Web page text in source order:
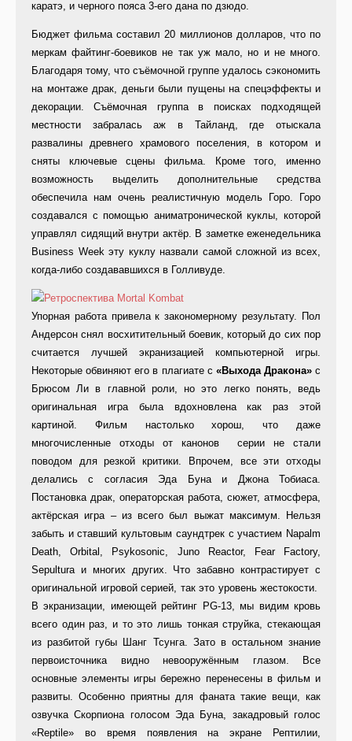
каратэ, и черного пояса 3-его дана по дзюдо.
Бюджет фильма составил 20 миллионов долларов, что по
меркам файтинг-боевиков не так уж мало, но и не много.
Благодаря тому, что съёмочной группе удалось сэкономить
на монтаже драк, деньги были пущены на спецэффекты и
декорации. Съёмочная группа в поисках подходящей
местности забралась аж в Тайланд, где отыскала
развалины древнего храмового поселения, в котором и
сняты ключевые сцены фильма. Кроме того, именно
возможность выделить дополнительные средства
обеспечила нам очень реалистичную модель Горо. Горо
создавался с помощью аниматронической куклы, которой
управлял сидящий внутри актёр. В заметке еженедельника
Business Week эту куклу назвали самой сложной из всех,
когда-либо создававшихся в Голливуде.
Упорная работа привела к закономерному результату. Пол
Андерсон снял восхитительный боевик, который до сих пор
считается лучшей экранизацией компьютерной игры.
Некоторые обвиняют его в плагиате с «Выхода Дракона»с
Брюсом Ли в главной роли, но это легко понять, ведь
оригинальная игра была вдохновлена как раз этой
картиной. Фильм настолько хорош, что даже
многочисленные отходы от канонов серии не стали
поводом для резкой критики. Впрочем, все эти отходы
делались с согласия Эда Буна и Джона Тобиаса.
Постановка драк, операторская работа, сюжет, атмосфера,
актёрская игра – из всего был выжат максимум. Нельзя
забыть и ставший культовым саундтрек с участием Napalm
Death, Orbital, Psykosonic, Juno Reactor, Fear Factory,
Sepultura и многих других. Что забавно контрастирует с
оригинальной игровой серией, так это уровень жестокости.
В экранизации, имеющей рейтинг PG-13, мы видим кровь
всего один раз, и то это лишь тонкая струйка, стекающая
из разбитой губы Шанг Тсунга. Зато в остальном знание
первоисточника видно невооружённым глазом. Все
основные элементы игры бережно перенесены в фильм и
развиты. Особенно приятны для фаната такие вещи, как
озвучка Скорпиона голосом Эда Буна, закадровый голос
«Reptile» во время появления на экране Рептилии,